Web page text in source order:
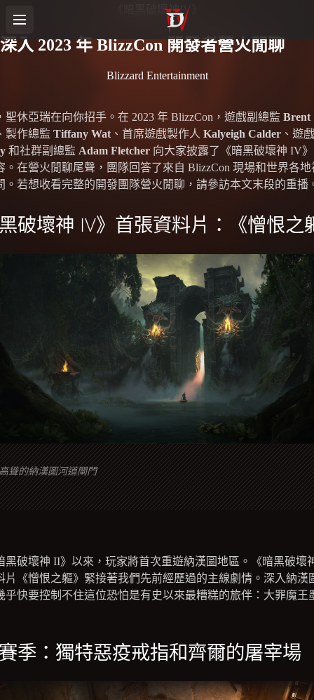
《暗黑破壞神IV》
深入 2023 年 BlizzCon 開發者營火閒聊
Blizzard Entertainment
聖休亞瑞在向你招手。在 2023 年 BlizzCon，遊戲副總監 Brent
製作總監 Tiffany Wat 、首席遊戲製作人 Kalyeigh Calder 、遊
和社群副總監 Adam Fletcher 向大家披露了《暗黑破壞神 IV
。在營火閒聊尾聲，團隊回答了來自 BlizzCon 現場和世界各地
。若想收看完整的開發團隊營火閒聊，請參訪本文末段的重播
破壞神 IV》首張資料片：《憎恨之
聳的納漢圖河道閘門
黑破壞神 II》以來，玩家將首次重遊納漢圖地區。《暗黑破壞
片《憎恨之軀》緊接著我們先前經歷過的主線劇情。深入納漢
乎快要控制不住這位恐怕是有史以來最糟糕的旅伴：大罪魔王
季：獨特惡疫戒指和齊爾的屠宰場